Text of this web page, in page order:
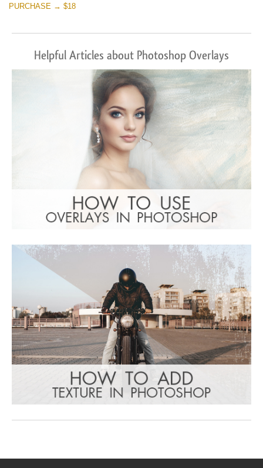
PURCHASE → $18
Helpful Articles about Photoshop Overlays